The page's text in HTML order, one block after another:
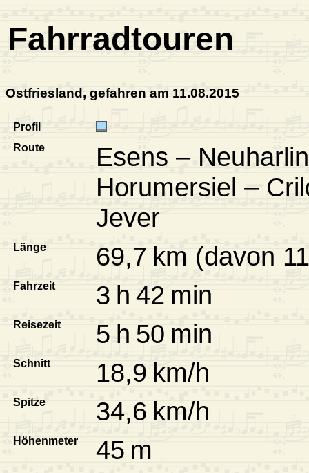
Fahrradtouren
Ostfriesland, gefahren am 11.08.2015
Profil
Route
Esens –
Horumersiel –
Jever
Länge 69,7 km (davon
Fahrzeit 3 h 42 min
Reisezeit 5 h 50 min
Schnitt 18,9 km/h
Spitze 34,6 km/h
Höhenmeter 45 m